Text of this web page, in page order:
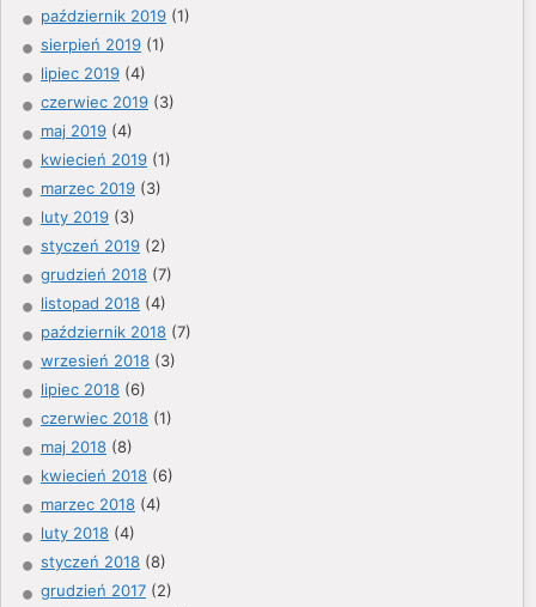
październik 2019 (1)
sierpień 2019 (1)
lipiec 2019 (4)
czerwiec 2019 (3)
maj 2019 (4)
kwiecień 2019 (1)
marzec 2019 (3)
luty 2019 (3)
styczeń 2019 (2)
grudzień 2018 (7)
listopad 2018 (4)
październik 2018 (7)
wrzesień 2018 (3)
lipiec 2018 (6)
czerwiec 2018 (1)
maj 2018 (8)
kwiecień 2018 (6)
marzec 2018 (4)
luty 2018 (4)
styczeń 2018 (8)
grudzień 2017 (2)